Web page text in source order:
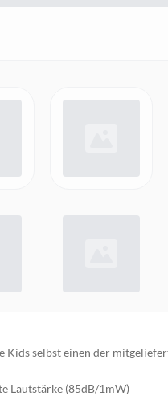
Kids selbst einen der
Lautstärke (85dB/1mW)